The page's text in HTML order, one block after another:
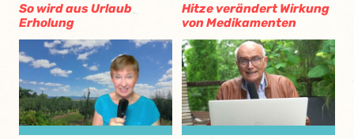
So wird aus Urlaub
Erholung
Hitze verändert Wirkung
von Medikamenten